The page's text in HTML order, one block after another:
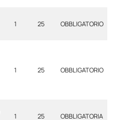
1 25 OBBLIGATORIO
1 25 OBBLIGATORIO
1 25 OBBLIGATORIA